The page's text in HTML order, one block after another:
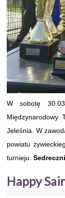
W sobotę
Międzynarodowy
Jeleśnia. W
powiatu
turnieju.
Happy